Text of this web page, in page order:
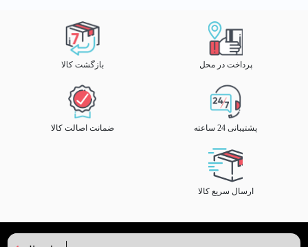
پرداخت در محل بازگشت کالا
پشتیبانی 24 ساعته ضمانت اصالت کالا
ارسال سریع کالا